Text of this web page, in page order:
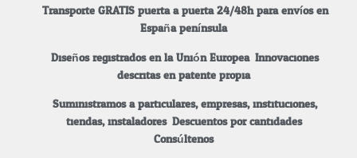
Transporte GRATIS puerta a puerta 24/48h para envíos en
España península.
Diseños registrados en la Unión Europea. Innovaciones
descritas en patente propia.
Suministramos a particulares, empresas, instituciones,
tiendas, instaladores. Descuentos por cantidades.
Consúltenos.